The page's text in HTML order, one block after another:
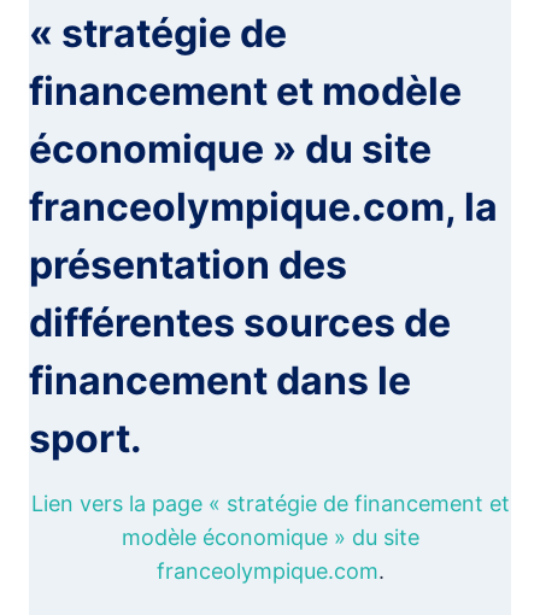
« stratégie de
financement et modèle
économique » du site
franceolympique.com, la
présentation des
différentes sources de
financement dans le
sport.
Lien vers la page « stratégie de financement et
modèle économique » du site
franceolympique.com.